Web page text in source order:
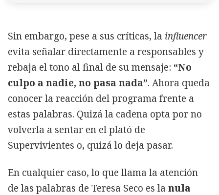
Sin embargo, pese a sus críticas, la influencer
evita señalar directamente a responsables y
rebaja el tono al final de su mensaje: “No
culpo a nadie, no pasa nada”. Ahora queda
conocer la reacción del programa frente a
estas palabras. Quizá la cadena opta por no
volverla a sentar en el plató de
Supervivientes o, quizá lo deja pasar.
En cualquier caso, lo que llama la atención
de las palabras de Teresa Seco es la nula